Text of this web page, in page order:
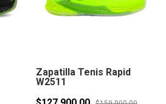
Zapatilla Tenis Rapid
W2511